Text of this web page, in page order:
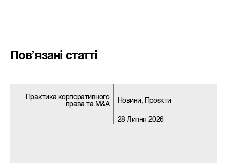
Пов’язані статті
Практика корпоративного
права та M&A
Новини, Проєкти
28 Липня 2026